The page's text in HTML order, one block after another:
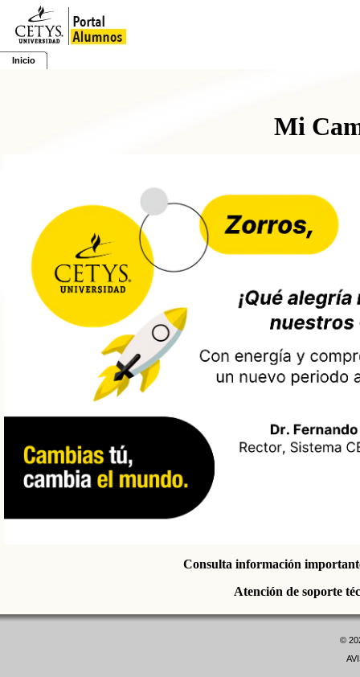
Inicio
Mi
Consulta información
Atención de soporte
©